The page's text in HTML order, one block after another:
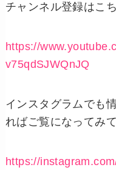
チャンネル登録はこ
https://
v75qdSJWQnJQ
インスタグラムでも
ればご覧になってみ
https://